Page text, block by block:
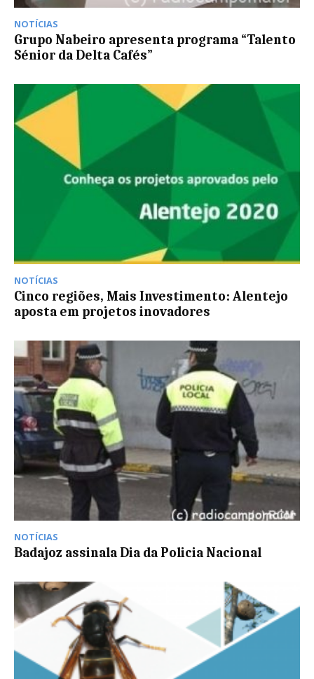
NOTÍCIAS
Grupo Nabeiro apresenta programa “Talento
Sénior da Delta Cafés”
NOTÍCIAS
Cinco regiões, Mais Investimento: Alentejo
aposta em projetos inovadores
NOTÍCIAS
Badajoz assinala Dia da Policia Nacional